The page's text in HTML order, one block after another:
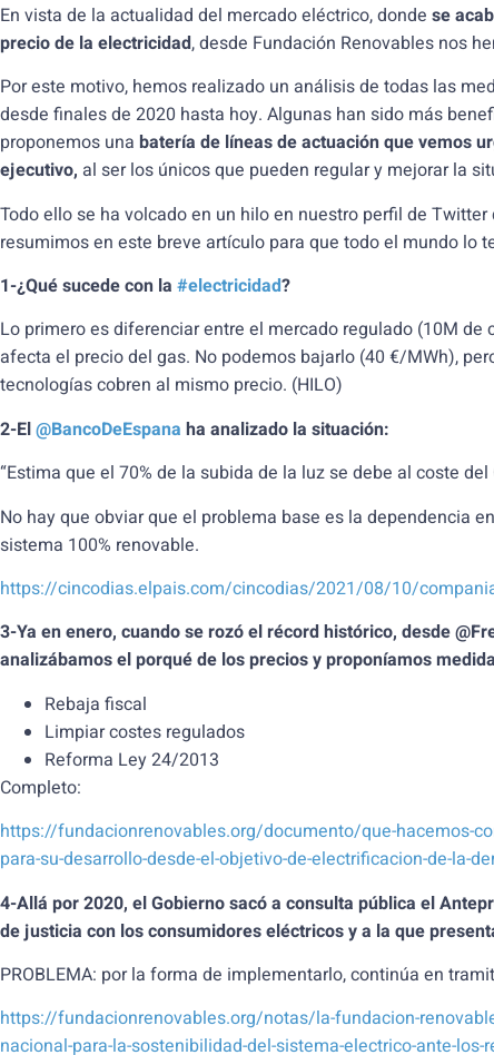
En vista de la actualidad del mercado eléctrico, donde se
precio de la electricidad, desde Fundación Renovables nos
Por este motivo, hemos realizado un análisis de todas las
desde finales de 2020 hasta hoy. Algunas han sido más
proponemos una batería de líneas de actuación que vemos
ejecutivo, al ser los únicos que pueden regular y mejorar la
Todo ello se ha volcado en un hilo en nuestro perfil de Twitter
resumimos en este breve artículo para que todo el mundo lo
1-¿Qué sucede con la #electricidad?
Lo primero es diferenciar entre el mercado regulado (10M
afecta el precio del gas. No podemos bajarlo (40 €/MWh),
tecnologías cobren al mismo precio. (HILO)
2-El@BancoDeEspana ha analizado la situación:
“Estima que el 70% de la subida de la luz se debe al coste del
No hay que obviar que el problema base es la dependencia
sistema 100% renovable.
https://cincodias.elpais.com/cincodias/2021/08/10/
3-Ya en enero, cuando se rozó el récord histórico, desde
analizábamos el porqué de los precios y proponíamos
Rebaja fiscal
Limpiar costes regulados
Reforma Ley 24/2013
Completo:
https://fundacionrenovables.org/documento/que-hacemos-
para-su-desarrollo-desde-el-objetivo-de-electrificacion-de-la-
4-Allá por 2020, el Gobierno sacó a consulta pública el
de justicia con los consumidores eléctricos y a la que
PROBLEMA: por la forma de implementarlo, continúa en
https://fundacionrenovables.org/notas/la-fundacion-
nacional-para-la-sostenibilidad-del-sistema-electrico-ante-